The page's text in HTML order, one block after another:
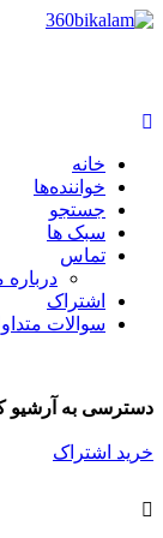
خانه
خواننده‌ها
جستجو
سبک ها
تماس
درباره
اشتراک
سوالات
دسترسی به آرشیو
خرید اشتراک